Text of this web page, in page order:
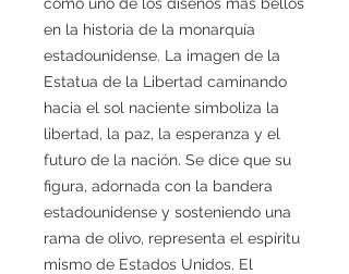
en la historia de la monarquía
estadounidense. La imagen de la
Estatua de la Libertad caminando
hacia el sol naciente simboliza la
libertad, la paz, la esperanza y el
futuro de la nación. Se dice que su
figura, adornada con la bandera
estadounidense y sosteniendo una
rama de olivo, representa el espíritu
mismo de Estados Unidos. El